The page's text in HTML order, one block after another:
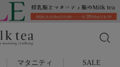
マタニティ SALE